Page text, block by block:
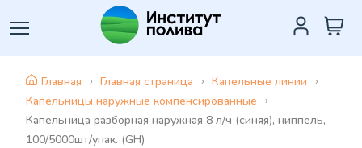
Главная Главная страница
Капельные линии
Капельницы наружные компенсированные
Капельница разборная наружная 8 л/ч (синяя), ниппель,
100/5000шт/упак. (GH)